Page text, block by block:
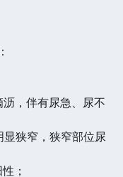
，伴有尿急、尿不
狭窄，狭窄部位尿
；